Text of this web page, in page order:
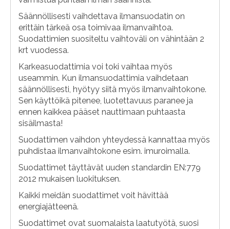
Säännöllisesti vaihdettava ilmansuodatin on
erittäin tärkeä osa toimivaa ilmanvaihtoa.
Suodattimien suositeltu vaihtoväli on vähintään 2
krt vuodessa.
Karkeasuodattimia voi toki vaihtaa myös
useammin. Kun ilmansuodattimia vaihdetaan
säännöllisesti, hyötyy siitä myös ilmanvaihtokone.
Sen käyttöikä pitenee, luotettavuus paranee ja
ennen kaikkea pääset nauttimaan puhtaasta
sisäilmasta!
Suodattimen vaihdon yhteydessä kannattaa myös
puhdistaa ilmanvaihtokone esim. imuroimalla.
Suodattimet täyttävät uuden standardin EN:779
2012 mukaisen luokituksen.
Kaikki meidän suodattimet voit hävittää
energiajätteenä.
Suodattimet ovat suomalaista laatutyötä, suosi